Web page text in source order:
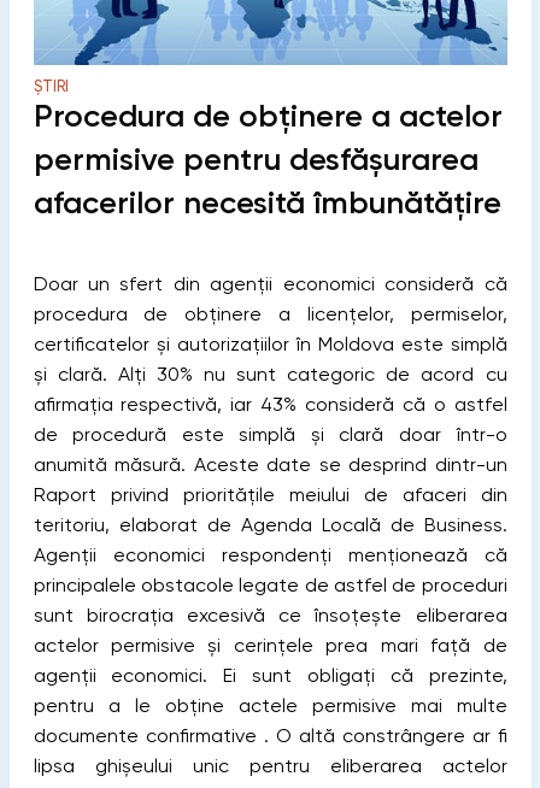
ȘTIRI
Procedura de obținere a actelor
permisive pentru desfășurarea
afacerilor necesită îmbunătățire
Doar un sfert din agenții economici consideră că
procedura de obţinere a licenţelor, permiselor,
certificatelor şi autorizaţiilor în Moldova este simplă
şi clară. Alți 30% nu sunt categoric de acord cu
afirmaţia respectivă, iar 43% consideră că o astfel
de procedură este simplă şi clară doar într-o
anumită măsură. Aceste date se desprind dintr-un
Raport privind prioritățile meiului de afaceri din
teritoriu, elaborat de Agenda Locală de Business.
Agenții economici respondenți menționează că
principalele obstacole legate de astfel de proceduri
sunt birocrația excesivă ce însoţeşte eliberarea
actelor permisive și cerințele prea mari faţă de
agenții economici. Ei sunt obligați că prezinte,
pentru a le obține actele permisive mai multe
documente confirmative . O altă constrângere ar fi
lipsa ghişeului unic pentru eliberarea actelor